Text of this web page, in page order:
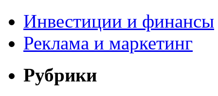
Инвестиции и финансы
Реклама и маркетинг
Рубрики